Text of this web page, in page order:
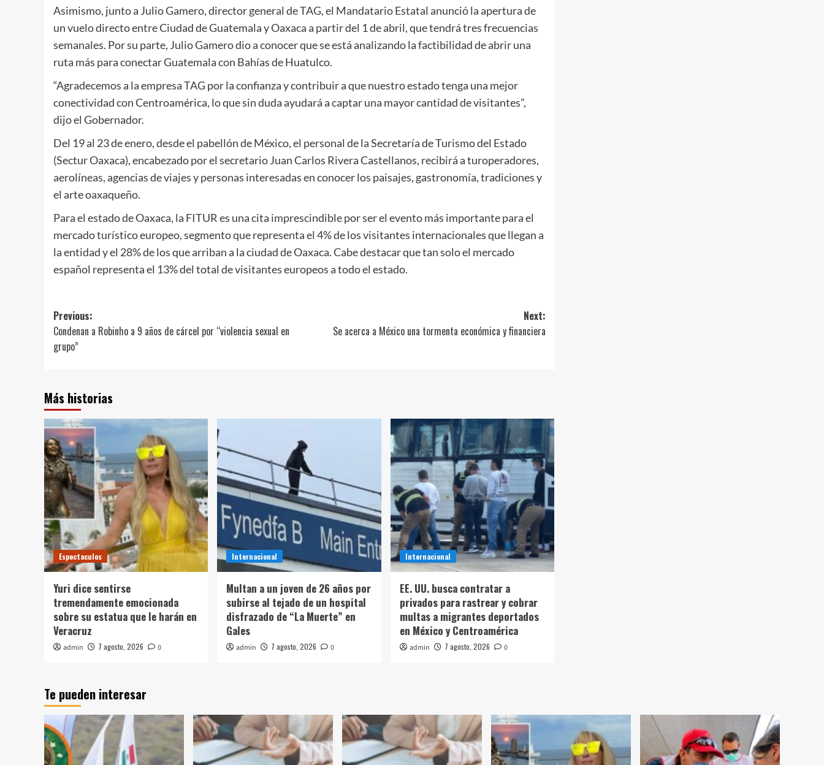
Asimismo, junto a Julio Gamero, director general de TAG, el Mandatario Estatal anunció la apertura de
un vuelo directo entre Ciudad de Guatemala y Oaxaca a partir del 1 de abril, que tendrá tres frecuencias
semanales. Por su parte, Julio Gamero dio a conocer que se está analizando la factibilidad de abrir una
ruta más para conectar Guatemala con Bahías de Huatulco.
“Agradecemos a la empresa TAG por la confianza y contribuir a que nuestro estado tenga una mejor
conectividad con Centroamérica, lo que sin duda ayudará a captar una mayor cantidad de visitantes”,
dijo el Gobernador.
Del 19 al 23 de enero, desde el pabellón de México, el personal de la Secretaría de Turismo del Estado
(Sectur Oaxaca), encabezado por el secretario Juan Carlos Rivera Castellanos, recibirá a turoperadores,
aerolíneas, agencias de viajes y personas interesadas en conocer los paisajes, gastronomía, tradiciones y
el arte oaxaqueño.
Para el estado de Oaxaca, la FITUR es una cita imprescindible por ser el evento más importante para el
mercado turístico europeo, segmento que representa el 4% de los visitantes internacionales que llegan a
la entidad y el 28% de los que arriban a la ciudad de Oaxaca. Cabe destacar que tan solo el mercado
español representa el 13% del total de visitantes europeos a todo el estado.
Post
navigation
Previous:
Condenan a Robinho a 9 años de cárcel por “violencia sexual en
grupo”
Next:
Se acerca a México una tormenta económica y financiera
Más historias
Espectaculos
Yuri dice sentirse
tremendamente emocionada
sobre su estatua que le harán en
Veracruz
admin 7 agosto, 2026 0
Internacional
Multan a un joven de 26 años por
subirse al tejado de un hospital
disfrazado de “La Muerte” en
Gales
admin 7 agosto, 2026 0
Internacional
EE. UU. busca contratar a
privados para rastrear y cobrar
multas a migrantes deportados
en México y Centroamérica
admin 7 agosto, 2026 0
Te pueden interesar